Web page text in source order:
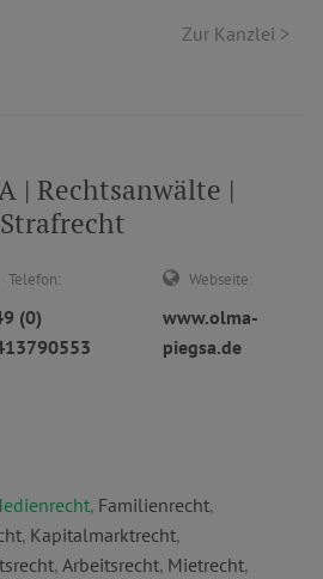
Zur Kanzlei >
| Rechtsanwälte |
Telefon:
(0)
Webseite:
www.olma-
piegsa.de
, Familienrecht,
, Kapitalmarktrecht,
, Arbeitsrecht, Mietrecht,